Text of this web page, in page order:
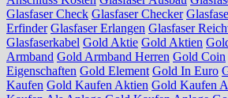
Glasfaser Check Glasfaser Checker
Erfinder Glasfaser Erlangen Glasfaser
Glasfaserkabel Gold Aktie Gold Aktien
Armband Gold Armband Herren Gold Coin
Eigenschaften Gold Element Gold In Euro
Kaufen Gold Kaufen Aktien Gold Kaufen